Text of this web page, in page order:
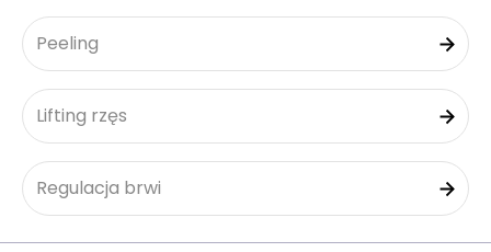
Peeling
Lifting rzęs
Regulacja brwi